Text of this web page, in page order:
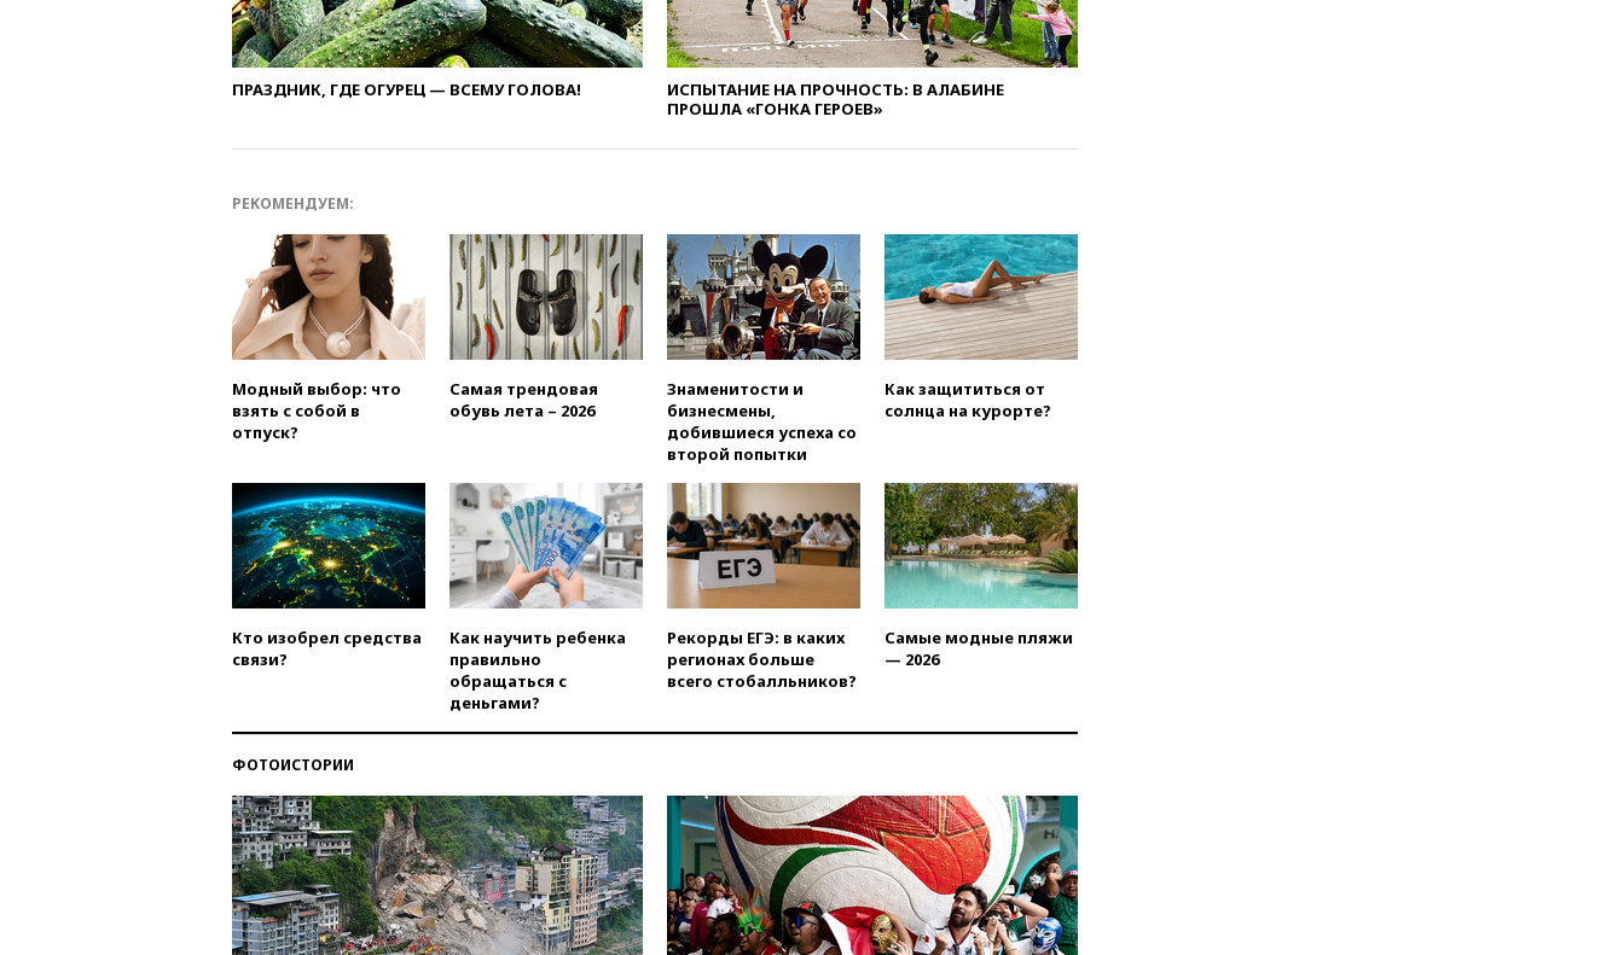
вчера, 22:20Путин назвал 76-ю
гвардейскую десантно-
штурмовую дивизию
легендарной
доклад о ситуации на
признала нежелательным в
РФ американский Human
Rights Foundation
вчера, 21:35«Аэрофлот»
отменяет часть рейсов в Сочи
и Геленджик
вчера, 21:25 Руслан Терновой
выиграл золото чемпионата
Европы в прыжках с 10-
вчера, 21:10РФ не получала
обращений о прекращении
концессии строительства ж/д
в Армении
вчера, 21:00 В России вновь
онлайн-продаже алкоголя
вчера, 20:45
сбила еще 281 украинский
беспилотник над Россией
вчера, 20:27Ямпольская
призвала оптимизировать
олимпиады для поступления в
вузы
ПРАЗДНИК, ГДЕ ОГУРЕЦ — ВСЕМУ ГОЛОВА!
ИСПЫТАНИЕ НА ПРОЧНОСТЬ: В АЛАБИНЕ
ПРОШЛА «ГОНКА ГЕРОЕВ»
РЕКОМЕНДУЕМ:
Модный выбор: что
взять с собой в
отпуск?
Самая трендовая
обувь лета – 2026
Знаменитости и
бизнесмены,
добившиеся успеха со
второй попытки
Как защититься от
солнца на курорте?
Кто изобрел средства
связи?
Как научить ребенка
правильно
обращаться с
деньгами?
Рекорды ЕГЭ: в каких
регионах больше
всего стобалльников?
Самые модные пляжи
— 2026
ФОТОИСТОРИИ